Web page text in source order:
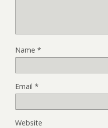
Name *
Email *
Website